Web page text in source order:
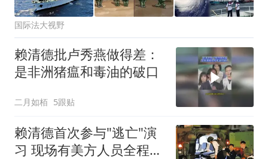
国际法大视野
赖清德批卢秀燕做得差：
是非洲猪瘟和毒油的破口
二月如栢 5跟贴
赖清德首次参与"逃亡"演
习 现场有美方人员全程观